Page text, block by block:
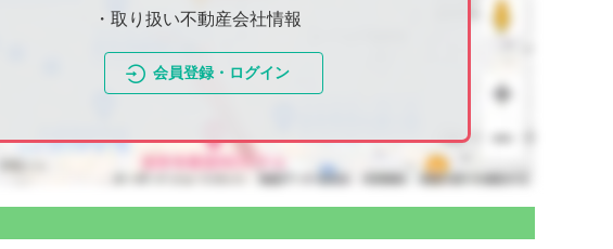
・取り扱い不動産会社情報
会員登録・ログイン